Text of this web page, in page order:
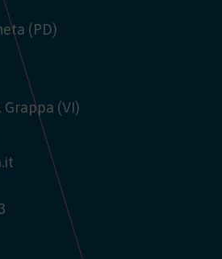
(PD)
Grappa (VI)